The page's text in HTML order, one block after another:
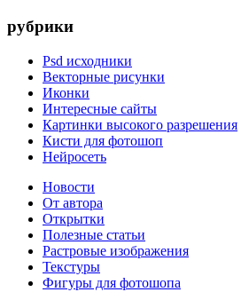
рубрики
Psd исходники
Векторные рисунки
Иконки
Интересные сайты
Картинки высокого разрешения
Кисти для фотошоп
Нейросеть
Новости
От автора
Открытки
Полезные статьи
Растровые изображения
Текстуры
Фигуры для фотошопа